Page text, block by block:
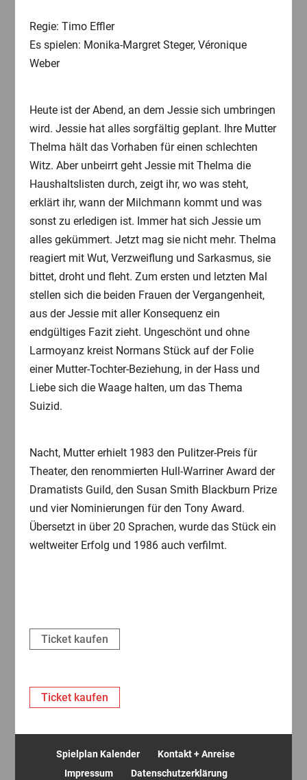
Regie: Timo Effler
Es spielen: Monika-Margret Steger, Véronique
Weber
Heute ist der Abend, an dem Jessie sich umbringen
wird. Jessie hat alles sorgfältig geplant. Ihre Mutter
Thelma hält das Vorhaben für einen schlechten
Witz. Aber unbeirrt geht Jessie mit Thelma die
Haushaltslisten durch, zeigt ihr, wo was steht,
erklärt ihr, wann der Milchmann kommt und was
sonst zu erledigen ist. Immer hat sich Jessie um
alles gekümmert. Jetzt mag sie nicht mehr. Thelma
reagiert mit Wut, Verzweiflung und Sarkasmus, sie
bittet, droht und fleht. Zum ersten und letzten Mal
stellen sich die beiden Frauen der Vergangenheit,
aus der Jessie mit aller Konsequenz ein
endgültiges Fazit zieht. Ungeschönt und ohne
Larmoyanz kreist Normans Stück auf der Folie
einer Mutter-Tochter-Beziehung, in der Hass und
Liebe sich die Waage halten, um das Thema
Suizid.
Nacht, Mutter erhielt 1983 den Pulitzer-Preis für
Theater, den renommierten Hull-Warriner Award der
Dramatists Guild, den Susan Smith Blackburn Prize
und vier Nominierungen für den Tony Award.
Übersetzt in über 20 Sprachen, wurde das Stück ein
weltweiter Erfolg und 1986 auch verfilmt.
Ticket kaufen
Ticket kaufen
Spielplan Kalender
Kontakt + Anreise
Impressum
Datenschutzerklärung